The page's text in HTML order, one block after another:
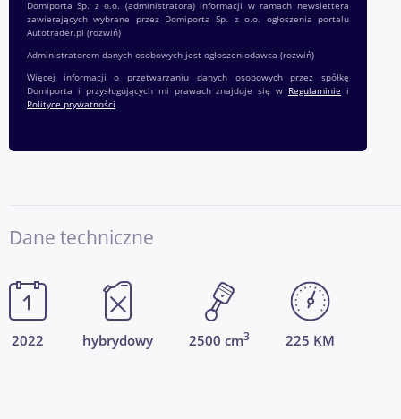
Domiporta Sp. z o.o. (administratora) informacji w ramach newslettera
zawierających wybrane przez Domiporta Sp. z o.o. ogłoszenia portalu
Autotrader.pl (rozwiń)
Administratorem danych osobowych jest ogłoszeniodawca (rozwiń)
Więcej informacji o przetwarzaniu danych osobowych przez spółkę
Domiporta i przysługujących mi prawach znajduje się w Regulaminie i
Polityce prywatności
Dane techniczne
2022 hybrydowy 2500 cm3 225 KM